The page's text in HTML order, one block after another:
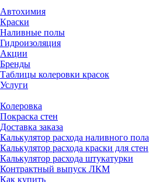
Автохимия
Краски
Наливные полы
Гидроизоляция
Акции
Бренды
Таблицы колеровки красок
Услуги
Колеровка
Покраска стен
Доставка заказа
Калькулятор расхода наливного пола
Калькулятор расхода краски для стен
Калькулятор расхода штукатурки
Контрактный выпуск ЛКМ
Как купить